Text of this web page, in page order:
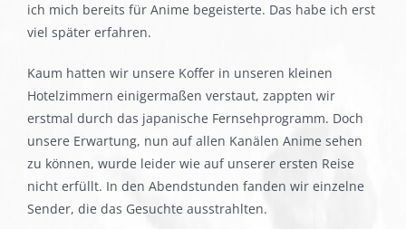
ich mich bereits für Anime begeisterte. Das habe ich erst
viel später erfahren.
Kaum hatten wir unsere Koffer in unseren kleinen
Hotelzimmern einigermaßen verstaut, zappten wir
erstmal durch das japanische Fernsehprogramm. Doch
unsere Erwartung, nun auf allen Kanälen Anime sehen
zu können, wurde leider wie auf unserer ersten Reise
nicht erfüllt. In den Abendstunden fanden wir einzelne
Sender, die das Gesuchte ausstrahlten.